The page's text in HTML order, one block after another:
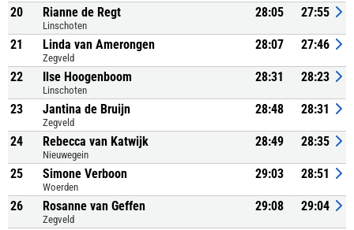
20 Rianne de Regt
Linschoten
28:05 27:55
21 Linda van Amerongen
Zegveld
28:07 27:46
22 Ilse Hoogenboom
Linschoten
28:31 28:23
23 Jantina de Bruijn
Zegveld
28:48 28:31
24 Rebecca van Katwijk
Nieuwegein
28:49 28:35
25 Simone Verboon
Woerden
29:03 28:51
26 Rosanne van Geffen
Zegveld
29:08 29:04